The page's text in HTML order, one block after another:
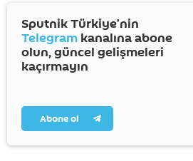
Sputnik Türkiye’nin
Telegram kanalına abone
olun, güncel gelişmeleri
kaçırmayın
Abone ol